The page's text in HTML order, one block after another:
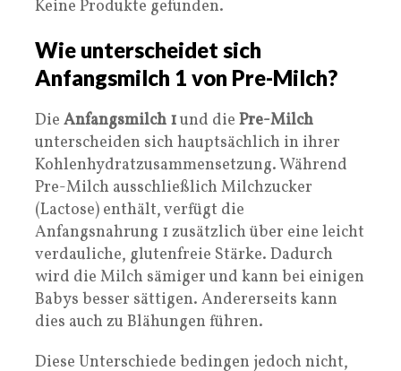
Keine Produkte gefunden.
Wie unterscheidet sich
Anfangsmilch 1 von Pre-Milch?
Die Anfangsmilch 1und die Pre-Milch
unterscheiden sich hauptsächlich in ihrer
Kohlenhydratzusammensetzung. Während
Pre-Milch ausschließlich Milchzucker
(Lactose) enthält, verfügt die
Anfangsnahrung 1 zusätzlich über eine leicht
verdauliche, glutenfreie Stärke. Dadurch
wird die Milch sämiger und kann bei einigen
Babys besser sättigen. Andererseits kann
dies auch zu Blähungen führen.
Diese Unterschiede bedingen jedoch nicht,